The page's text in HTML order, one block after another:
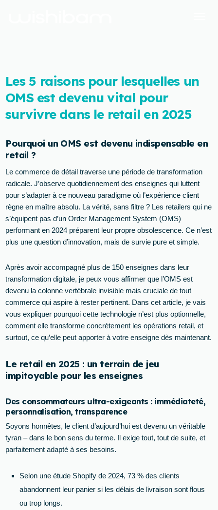
Les 5 raisons pour lesquelles un
OMS est devenu vital pour
survivre dans le retail en 2025
Pourquoi un OMS est devenu indispensable en
retail ?
Le commerce de détail traverse une période de transformation
radicale. J’observe quotidiennement des enseignes qui luttent
pour s’adapter à ce nouveau paradigme où l’expérience client
règne en maître absolu. La vérité, sans filtre ? Les retailers qui ne
s’équipent pas d’un Order Management System (OMS)
performant en 2024 préparent leur propre obsolescence. Ce n’est
plus une question d’innovation, mais de survie pure et simple.
Après avoir accompagné plus de 150 enseignes dans leur
transformation digitale, je peux vous affirmer que l’OMS est
devenu la colonne vertébrale invisible mais cruciale de tout
commerce qui aspire à rester pertinent. Dans cet article, je vais
vous expliquer pourquoi cette technologie n’est plus optionnelle,
comment elle transforme concrètement les opérations retail, et
surtout, ce qu’elle peut apporter à votre enseigne dès maintenant.
Le retail en 2025 : un terrain de jeu
impitoyable pour les enseignes
Des consommateurs ultra-exigeants : immédiateté,
personnalisation, transparence
Soyons honnêtes, le client d’aujourd’hui est devenu un véritable
tyran – dans le bon sens du terme. Il exige tout, tout de suite, et
parfaitement adapté à ses besoins.
Selon une étude Shopify de 2024, 73 % des clients
abandonnent leur panier si les délais de livraison sont flous
ou trop longs.